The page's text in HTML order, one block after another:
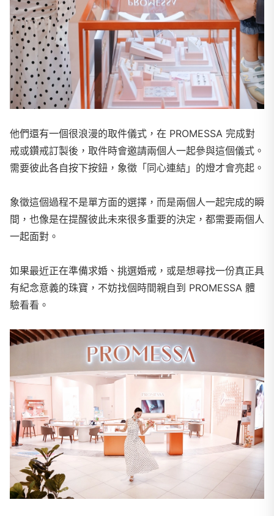
他們還有一個很浪漫的取件儀式，在 PROMESSA 完成對
戒或鑽戒訂製後，取件時會邀請兩個人一起參與這個儀式。
需要彼此各自按下按鈕，象徵「同心連結」的燈才會亮起。
象徵這個過程不是單方面的選擇，而是兩個人一起完成的瞬
間，也像是在提醒彼此未來很多重要的決定，都需要兩個人
一起面對。
如果最近正在準備求婚、挑選婚戒，或是想尋找一份真正具
有紀念意義的珠寶，不妨找個時間親自到 PROMESSA 體
驗看看。